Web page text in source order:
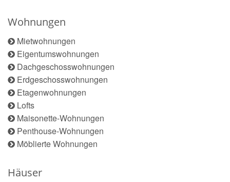
Wohnungen
Mietwohnungen
Eigentumswohnungen
Dachgeschosswohnungen
Erdgeschosswohnungen
Etagenwohnungen
Lofts
Maisonette-Wohnungen
Penthouse-Wohnungen
Möblierte Wohnungen
Häuser